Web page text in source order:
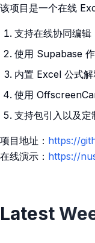
该项目是一个在线
支持在线协同编
使用 Supabase
内置 Excel 公式
使用
支持包引入以及定
项目地址： https://
在线演示： https://
Latest